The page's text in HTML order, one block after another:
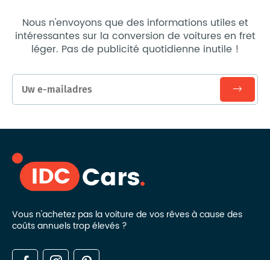
Nous n'envoyons que des informations utiles et
intéressantes sur la conversion de voitures en fret
léger. Pas de publicité quotidienne inutile !
Vous n'achetez pas la voiture de vos rêves à cause des
coûts annuels trop élevés ?